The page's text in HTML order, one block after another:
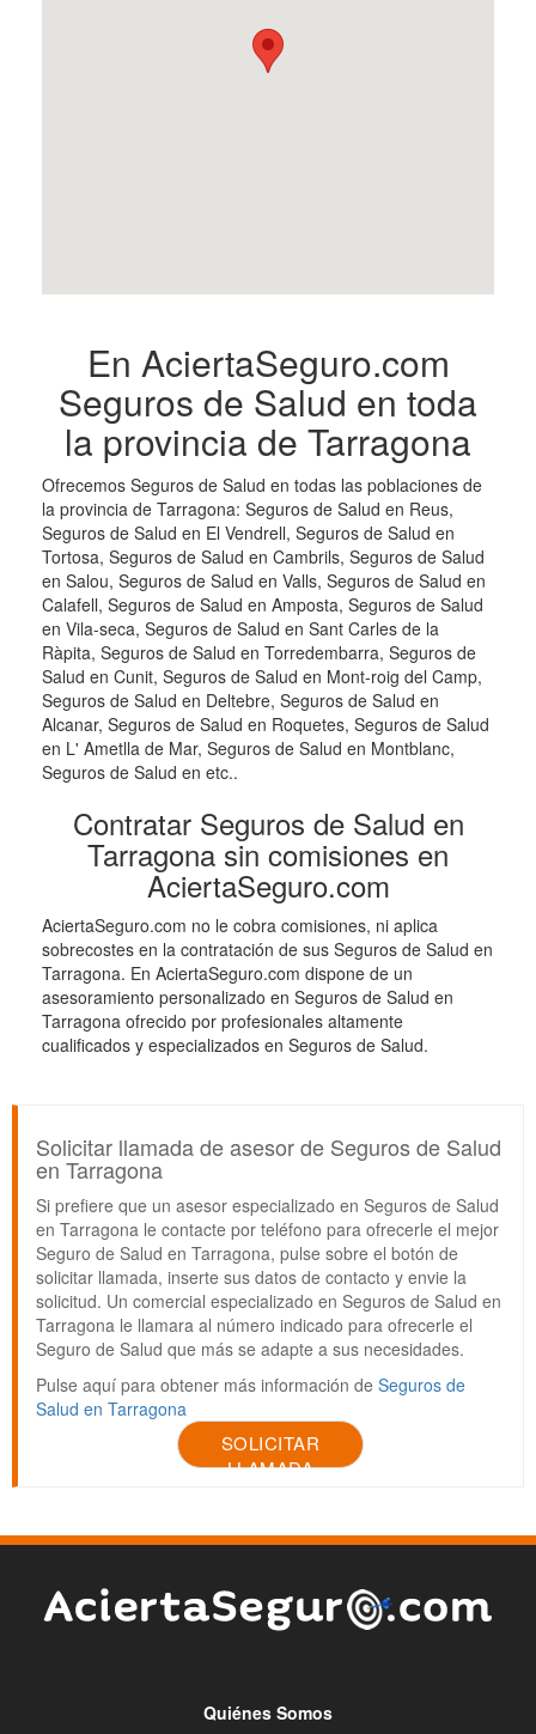
En AciertaSeguro.com
Seguros de Salud en toda
la provincia de Tarragona
Ofrecemos Seguros de Salud en todas las poblaciones de
la provincia de Tarragona: Seguros de Salud en Reus,
Seguros de Salud en El Vendrell, Seguros de Salud en
Tortosa, Seguros de Salud en Cambrils, Seguros de Salud
en Salou, Seguros de Salud en Valls, Seguros de Salud en
Calafell, Seguros de Salud en Amposta, Seguros de Salud
en Vila-seca, Seguros de Salud en Sant Carles de la
Ràpita, Seguros de Salud en Torredembarra, Seguros de
Salud en Cunit, Seguros de Salud en Mont-roig del Camp,
Seguros de Salud en Deltebre, Seguros de Salud en
Alcanar, Seguros de Salud en Roquetes, Seguros de Salud
en L' Ametlla de Mar, Seguros de Salud en Montblanc,
Seguros de Salud en etc..
Contratar Seguros de Salud en
Tarragona sin comisiones en
AciertaSeguro.com
AciertaSeguro.com no le cobra comisiones, ni aplica
sobrecostes en la contratación de sus Seguros de Salud en
Tarragona. En AciertaSeguro.com dispone de un
asesoramiento personalizado en Seguros de Salud en
Tarragona ofrecido por profesionales altamente
cualificados y especializados en Seguros de Salud.
Solicitar llamada de asesor de Seguros de Salud
en Tarragona
Si prefiere que un asesor especializado en Seguros de Salud
en Tarragona le contacte por teléfono para ofrecerle el mejor
Seguro de Salud en Tarragona, pulse sobre el botón de
solicitar llamada, inserte sus datos de contacto y envie la
solicitud. Un comercial especializado en Seguros de Salud en
Tarragona le llamara al número indicado para ofrecerle el
Seguro de Salud que más se adapte a sus necesidades.
Pulse aquí para obtener más información de Seguros de
Salud en Tarragona
SOLICITAR
LLAMADA
Quiénes Somos